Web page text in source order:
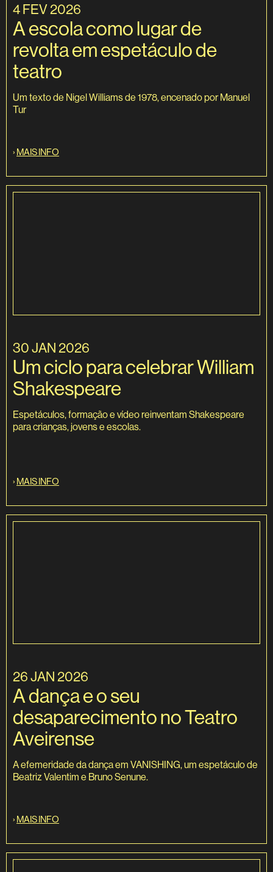
4 FEV 2026
A escola como lugar de
revolta em espetáculo de
teatro
Um texto de Nigel Williams de 1978, encenado por Manuel
Tur
› MAIS INFO
30 JAN 2026
Um ciclo para celebrar William
Shakespeare
Espetáculos, formação e vídeo reinventam Shakespeare
para crianças, jovens e escolas.
› MAIS INFO
26 JAN 2026
A dança e o seu
desaparecimento no Teatro
Aveirense
A efemeridade da dança em VANISHING, um espetáculo de
Beatriz Valentim e Bruno Senune.
› MAIS INFO